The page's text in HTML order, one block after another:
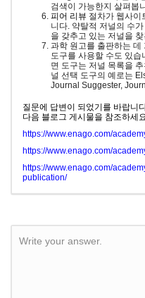
검색이 가능한지 살펴봅
피어 리뷰 절차가 웹사이
니다. 약탈적 저널의 수
을 갖추고 있는 저널을
과학 원고를 출판하는 데
도구를 사용할 수도 있
면 도구는 저널 목록을
널 선택 도구의 예로는
Journal Suggester,
질문에 답변이 되었기를 바랍니
다음 블로그 게시물을 참조하세
https://www.enago.com/
https://www.enago.com/
https://www.enago.com/
publication/
Write your answer.